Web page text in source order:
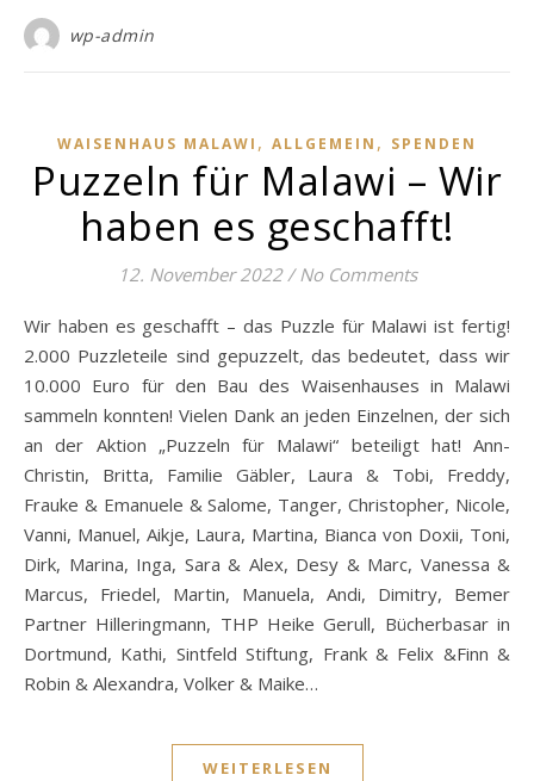
wp-admin
WAISENHAUS MALAWI , ALLGEMEIN , SPENDEN
Puzzeln für Malawi – Wir
haben es geschafft!
12. November 2022 / No Comments
Wir haben es geschafft – das Puzzle für Malawi ist fertig!
2.000 Puzzleteile sind gepuzzelt, das bedeutet, dass wir
10.000 Euro für den Bau des Waisenhauses in Malawi
sammeln konnten! Vielen Dank an jeden Einzelnen, der sich
an der Aktion „Puzzeln für Malawi“ beteiligt hat! Ann-
Christin, Britta, Familie Gäbler, Laura & Tobi, Freddy,
Frauke & Emanuele & Salome, Tanger, Christopher, Nicole,
Vanni, Manuel, Aikje, Laura, Martina, Bianca von Doxii, Toni,
Dirk, Marina, Inga, Sara & Alex, Desy & Marc, Vanessa &
Marcus, Friedel, Martin, Manuela, Andi, Dimitry, Bemer
Partner Hilleringmann, THP Heike Gerull, Bücherbasar in
Dortmund, Kathi, Sintfeld Stiftung, Frank & Felix &Finn &
Robin & Alexandra, Volker & Maike…
WEITERLESEN